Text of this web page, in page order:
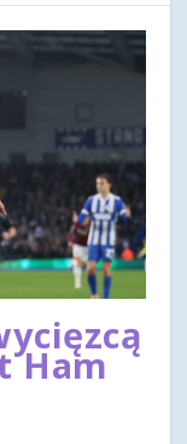
Ham